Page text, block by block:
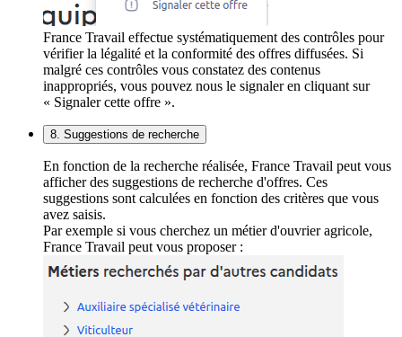
France Travail effectue systématiquement des contrôles pour
vérifier la légalité et la conformité des offres diffusées. Si
malgré ces contrôles vous constatez des contenus
inappropriés, vous pouvez nous le signaler en cliquant sur
« Signaler cette offre ».
8. Suggestions de recherche
En fonction de la recherche réalisée, France Travail peut vous
afficher des suggestions de recherche d'offres. Ces
suggestions sont calculées en fonction des critères que vous
avez saisis.
Par exemple si vous cherchez un métier d'ouvrier agricole,
France Travail peut vous proposer :